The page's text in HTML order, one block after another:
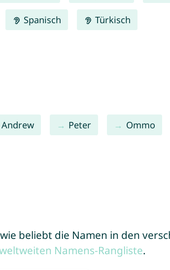
Spanisch Türkisch
Andrew Peter Ommo
beliebt die Namen in den
Namens-Rangliste.